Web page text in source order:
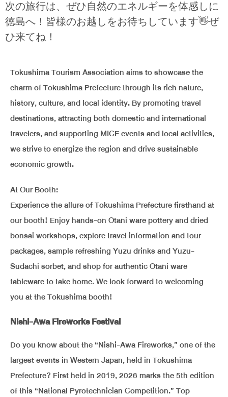
次の旅行は、ぜひ自然のエネルギーを体感しに
徳島へ！皆様のお越しをお待ちしています👋ぜ
ひ来てね！
Tokushima Tourism Association aims to showcase the
charm of Tokushima Prefecture through its rich nature,
history, culture, and local identity. By promoting travel
destinations, attracting both domestic and international
travelers, and supporting MICE events and local activities,
we strive to energize the region and drive sustainable
economic growth.
At Our Booth:
Experience the allure of Tokushima Prefecture firsthand at
our booth! Enjoy hands-on Otani ware pottery and dried
bonsai workshops, explore travel information and tour
packages, sample refreshing Yuzu drinks and Yuzu-
Sudachi sorbet, and shop for authentic Otani ware
tableware to take home. We look forward to welcoming
you at the Tokushima booth!
Nishi-Awa Fireworks Festival
Do you know about the “Nishi-Awa Fireworks,” one of the
largest events in Western Japan, held in Tokushima
Prefecture? First held in 2019, 2026 marks the 5th edition
of this “National Pyrotechnician Competition.” Top